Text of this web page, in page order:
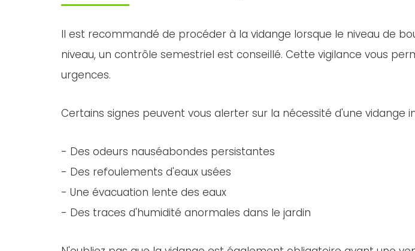
Il est recommandé de procéder à la vidange lorsque le niveau de
niveau, un contrôle semestriel est conseillé. Cette vigilance vous
urgences.
Certains signes peuvent vous alerter sur la nécessité d'une vidange
- Des odeurs nauséabondes persistantes
- Des refoulements d'eaux usées
- Une évacuation lente des eaux
- Des traces d'humidité anormales dans le jardin